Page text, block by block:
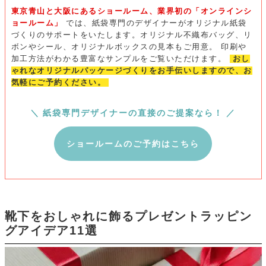
東京青山と大阪にあるショールーム、業界初の「オンラインシ
ョールーム」
では、紙袋専門のデザイナーがオリジナル紙袋
づくりのサポートをいたします。オリジナル不織布バッグ、リ
ボンやシール、オリジナルボックスの見本もご用意。 印刷や
加工方法がわかる豊富なサンプルをご覧いただけます。
おし
ゃれなオリジナルパッケージづくりをお手伝いしますので、お
気軽にご予約ください。
＼ 紙袋専門デザイナーの直接のご提案なら！ ／
ショールームのご予約はこちら
靴下をおしゃれに飾るプレゼントラッピン
グアイデア11選